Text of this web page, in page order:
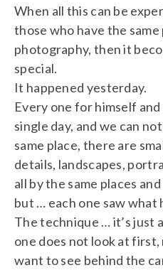
When all this can be
those who have the
photography, then it
special.
It happened yesterday.
Every one for himself
single day, and we can
same place, there are
details, landscapes,
all by the same places
but … each one saw what
The technique … it’s just
one does not look at
want to see behind the